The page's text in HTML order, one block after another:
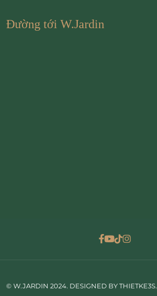
Đường tới W.Jardin
© W.JARDIN 2024. DESIGNED BY THIETKE3S.